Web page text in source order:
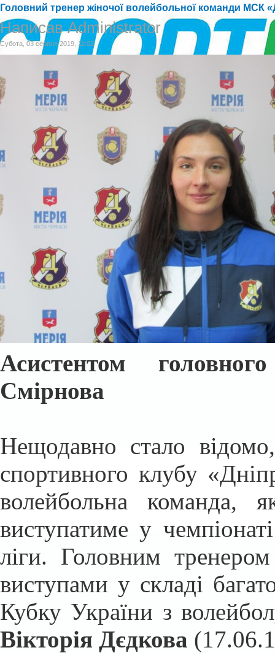
Головний тренер жіночої волейбольної команди МСК
Написав Administrator
Субота, 03 серпня 2019, 11:02
Асистентом
Смірнова
Нещодавно стало
спортивного клубу
волейбольна команда,
виступатиме у
ліги. Головним
виступами у складі
Кубку України з
Вікторія Дєдкова